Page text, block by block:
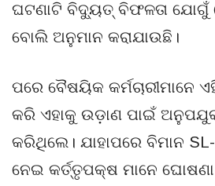
ଘଟଣାଟି ବିଦ୍ୟୁତ୍ ବିଫଳତା ଯୋଗୁଁ
ବୋଲି ଅନୁମାନ କରାଯାଉଛି।
ପରେ ବୈଷୟିକ କର୍ମଚାରୀମାନେ
କରି ଏହାକୁ ଉଡ଼ାଣ ପାଇଁ
କରିଥିଲେ। ଯାହାପରେ ବିମାନ SL-
ନେଇ କର୍ତ୍ତୃପକ୍ଷ ମାନେ